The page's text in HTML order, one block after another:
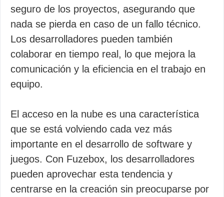
seguro de los proyectos, asegurando que
nada se pierda en caso de un fallo técnico.
Los desarrolladores pueden también
colaborar en tiempo real, lo que mejora la
comunicación y la eficiencia en el trabajo en
equipo.
El acceso en la nube es una característica
que se está volviendo cada vez más
importante en el desarrollo de software y
juegos. Con Fuzebox, los desarrolladores
pueden aprovechar esta tendencia y
centrarse en la creación sin preocuparse por